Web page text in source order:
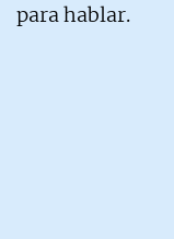
para hablar.